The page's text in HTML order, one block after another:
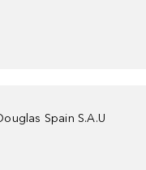
Spain S.A.U